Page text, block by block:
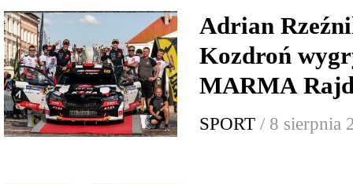
Adrian
Kozdroń
MARMA
SPORT / 8 sierpnia